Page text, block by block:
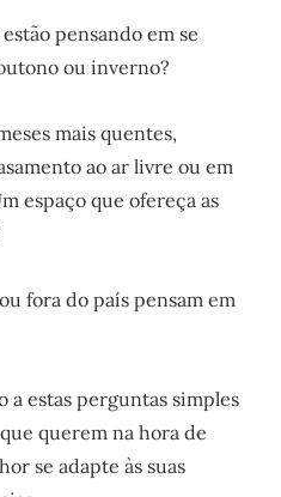
pensando em se
ou inverno?
mais quentes,
ao ar livre ou em
espaço que ofereça as
fora do país pensam em
estas perguntas simples
querem na hora de
se adapte às suas